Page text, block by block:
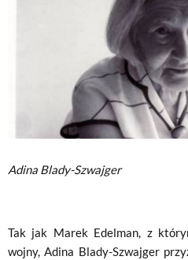
Adina Blady-Szwajger
Tak jak Marek Edelman, z
wojny, Adina Blady-Szwajger